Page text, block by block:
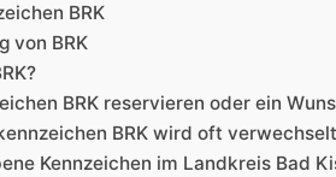
BRK
von BRK
BRK reservieren oder ein
BRK wird oft
Kennzeichen im Landkreis Bad